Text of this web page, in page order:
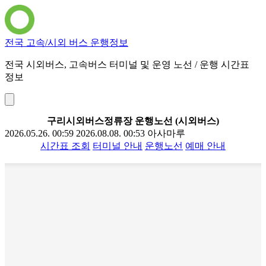
전국 고속/시외 버스 운행정보
전국 시외버스, 고속버스 터미널 및 운영 노선 / 운행 시간표
정보
구리시외버스정류장 운행노선 (시외버스)
2026.05.26. 00:59 2026.08.08. 00:53 아사마루
시간표 조회 터미널 안내 운행노선 예매 안내